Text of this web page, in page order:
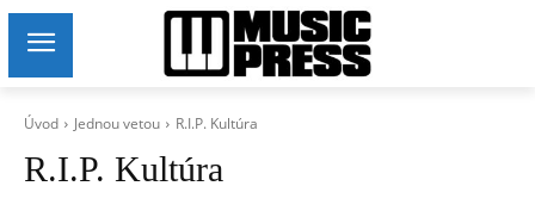
Úvod Jednou vetou R.I.P. Kultúra
R.I.P. Kultúra